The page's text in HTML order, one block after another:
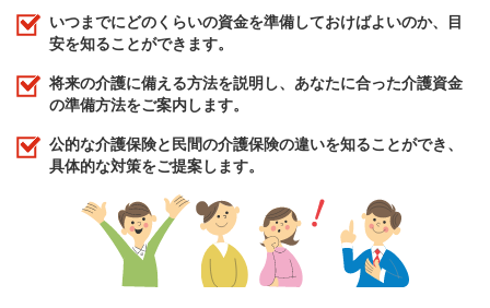
いつまでにどのくらいの資金を準備しておけばよいのか、目
安を知ることができます。
将来の介護に備える方法を説明し、あなたに合った介護資金
の準備方法をご案内します。
公的な介護保険と民間の介護保険の違いを知ることができ、
具体的な対策をご提案します。